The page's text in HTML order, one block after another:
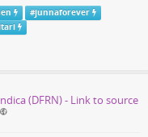
#junnaforever